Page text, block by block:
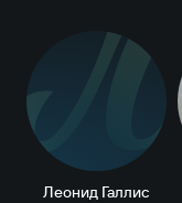
Л
Леонид Галлис